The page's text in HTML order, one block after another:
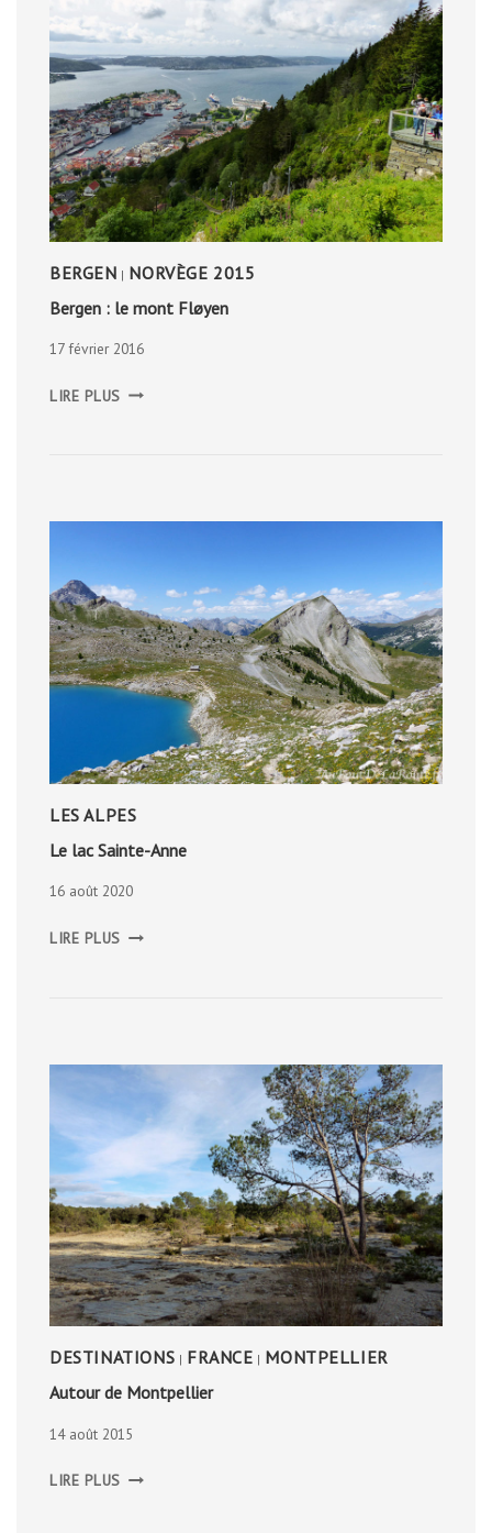
BERGEN | NORVÈGE 2015
Bergen : le mont Fløyen
17 février 2016
LIRE PLUS
LES ALPES
Le lac Sainte-Anne
16 août 2020
LIRE PLUS LAC
DESTINATIONS | FRANCE | MONTPELLIER
Autour de Montpellier
14 août 2015
LIRE PLUS